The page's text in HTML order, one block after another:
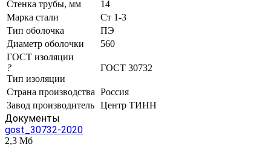
Стенка трубы, мм
14
Марка стали
Ст 1-3
Тип оболочка
ПЭ
Диаметр оболочки
560
ГОСТ изоляции
?
Тип изоляции
ГОСТ 30732
Страна производства Россия
Завод производитель Центр ТИНН
Документы
gost_30732-2020
2,3 Мб